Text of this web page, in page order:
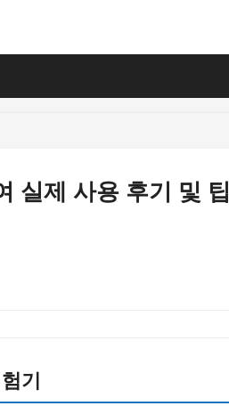
실제 사용 후기 및 팁
기